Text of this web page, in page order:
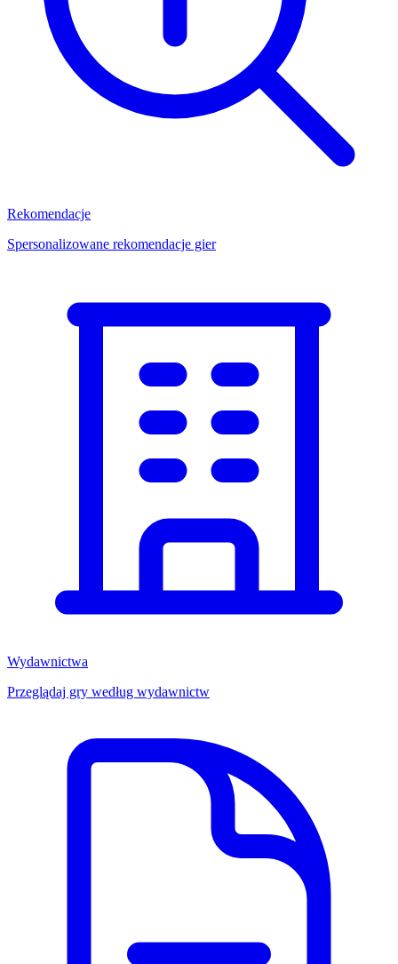
Rekomendacje
Spersonalizowane rekomendacje gier
Wydawnictwa
Przeglądaj gry według wydawnictw